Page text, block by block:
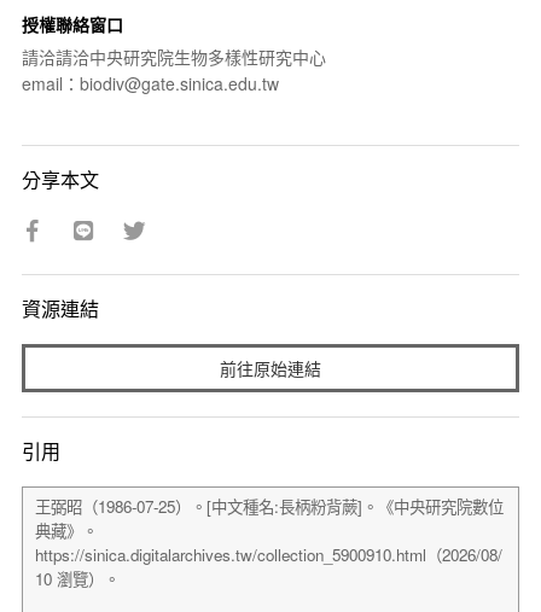
授權聯絡窗口
請洽請洽中央研究院生物多樣性研究中心
email：biodiv@gate.sinica.edu.tw
分享本文
資源連結
前往原始連結
引用